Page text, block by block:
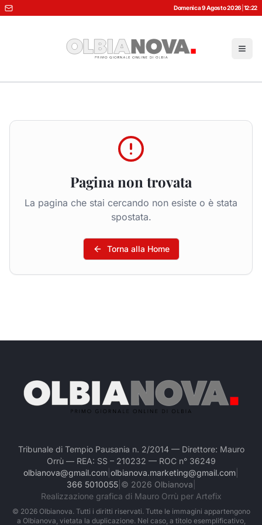
Domenica 9 Agosto 2026 12:22
Pagina non trovata
La pagina che stai cercando non esiste o è stata
spostata.
Torna alla Home
Tribunale di Tempio Pausania n. 2/2014 — Direttore: Mauro
Orrù — REA: SS – 210232 — ROC n° 36249
olbianova@gmail.com olbianova.marketing@gmail.com
366 5010055| © 2026 Olbianova
Realizzazione grafica di Mauro Orrù per Artefix
© 2026Olbianova. Tutti i diritti riservati. Tutte le immagini appartengono
a Olbianova, vietata la duplicazione. Nel caso, a titolo esemplificativo,